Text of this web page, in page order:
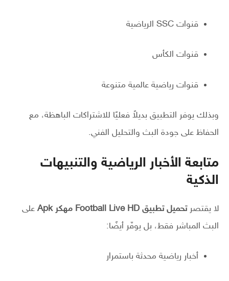
قنوات SSC الرياضية
قنوات الكأس
قنوات رياضية عالمية متنوعة
وبذلك يوفر التطبيق بديلاً فعليًا للاشتراكات الباهظة، مع
الحفاظ على جودة البث والتحليل الفني.
متابعة الأخبار الرياضية والتنبيهات
الذكية
لا يقتصرتحميل تطبيق Football Live HD مهكر Apk
على
البث المباشر فقط، بل يوفّر أيضًا:
أخبار رياضية محدثة باستمرار